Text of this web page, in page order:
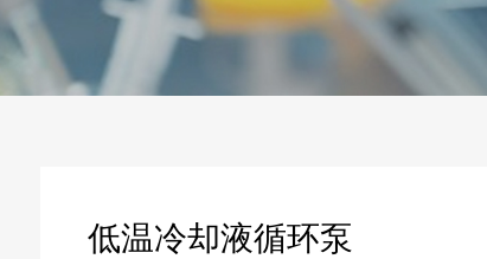
低温冷却液循环泵